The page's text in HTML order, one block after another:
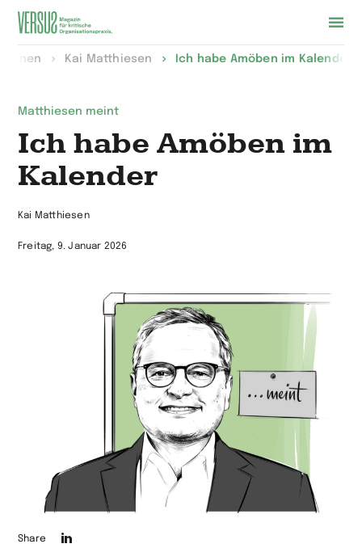
Zur
Kai Matthiesen Ich habe Amöben im Kalender
Matthiesen meint
Ich habe Amöben im
Kalender
Kai Matthiesen
Freitag, 9. Januar 2026
Share